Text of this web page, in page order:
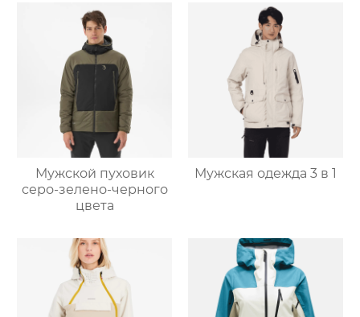
Мужской пуховик
серо-зелено-черного
цвета
Мужская одежда 3 в 1